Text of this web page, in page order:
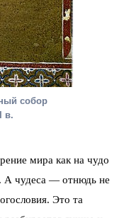
собор
в.
мира как на чудо
А чудеса — отнюдь не
Это та